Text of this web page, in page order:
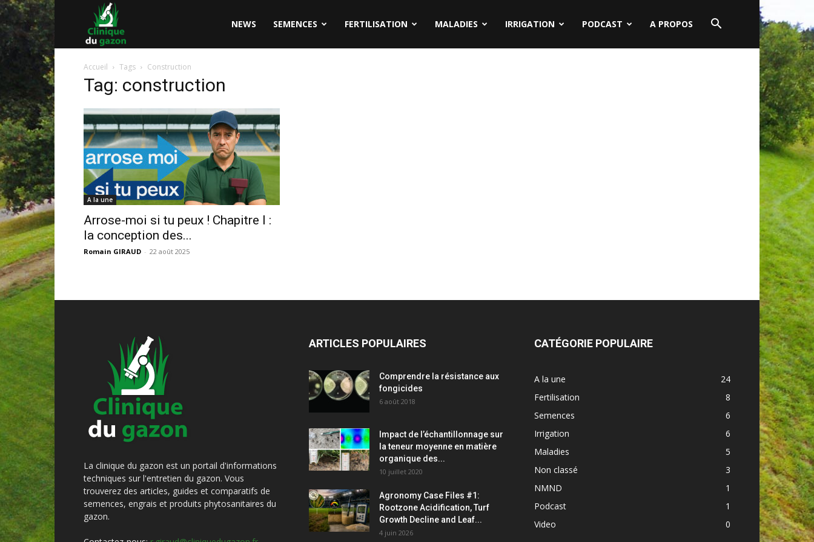
du
Gazon
NEWS SEMENCES FERTILISATION MALADIES IRRIGATION PODCAST A PROPOS
Accueil Tags Construction
Tag: construction
A la une
Arrose-moi si tu peux ! Chapitre I :
la conception des...
Romain GIRAUD - 22 août 2025
La clinique du gazon est un portail d'informations
techniques sur l'entretien du gazon. Vous
trouverez des articles, guides et comparatifs de
semences, engrais et produits phytosanitaires du
gazon.
ARTICLES POPULAIRES
Comprendre la résistance aux
fongicides
6 août 2018
Impact de l’échantillonnage sur
la teneur moyenne en matière
organique des...
10 juillet 2020
Agronomy Case Files #1:
Rootzone Acidification, Turf
Growth Decline and Leaf...
4 juin 2026
CATÉGORIE POPULAIRE
A la une
24
Fertilisation
8
Semences
6
Irrigation
6
Maladies
5
Non classé
3
NMND
1
Podcast
1
Video
0